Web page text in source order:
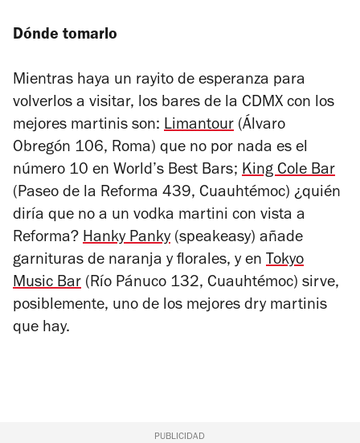
Dónde tomarlo
Mientras haya un rayito de esperanza para
volverlos a visitar, los bares de la CDMX con los
mejores martinis son: Limantour (Álvaro
Obregón 106, Roma) que no por nada es el
número 10 en World’s Best Bars; King Cole Bar
(Paseo de la Reforma 439, Cuauhtémoc) ¿quién
diría que no a un vodka martini con vista a
Reforma? Hanky Panky(speakeasy) añade
garnituras de naranja y florales, y en Tokyo
Music Bar (Río Pánuco 132, Cuauhtémoc) sirve,
posiblemente, uno de los mejores dry martinis
que hay.
PUBLICIDAD